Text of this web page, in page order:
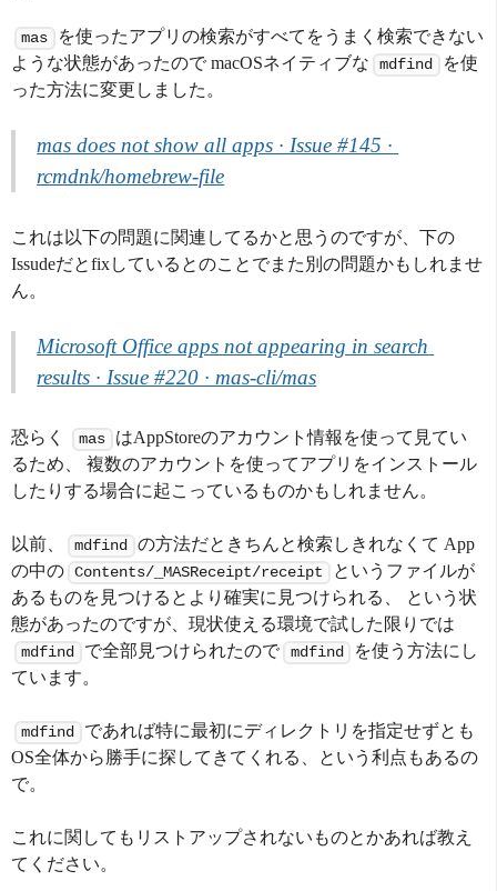
mas
を使ったアプリの検索がすべてをうまく検索できない
ような状態があったので macOSネイティブな
mdfind
を使
った方法に変更しました。
mas does not show all apps · Issue #145 ·
rcmdnk/homebrew-file
これは以下の問題に関連してるかと思うのですが、下の
Issudeだとfixしているとのことでまた別の問題かもしれませ
ん。
Microsoft Office apps not appearing in search
results · Issue #220 · mas-cli/mas
恐らく mas
はAppStoreのアカウント情報を使って見てい
るため、 複数のアカウントを使ってアプリをインストール
したりする場合に起こっているものかもしれません。
以前、 mdfind の方法だときちんと検索しきれなくて App
の中の Contents/_MASReceipt/receipt
というファイルが
あるものを見つけるとより確実に見つけられる、 という状
態があったのですが、現状使える環境で試した限りでは
mdfind で全部見つけられたので mdfind
を使う方法にし
ています。
mdfind
であれば特に最初にディレクトリを指定せずとも
OS全体から勝手に探してきてくれる、という利点もあるの
で。
これに関してもリストアップされないものとかあれば教え
てください。